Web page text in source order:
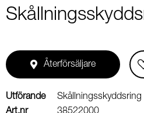
Återförsäljare
Utförande
Skållningsskyddsring